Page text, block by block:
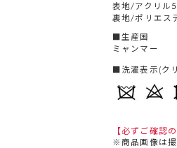
表地/アクリル
裏地/ポリエス
■生産国
ミャンマー
■洗濯表示(ク
【必ずご確認
※商品画像は撮